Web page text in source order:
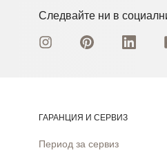
Следвайте ни в
ГАРАНЦИЯ И СЕРВИЗ
Период за сервиз